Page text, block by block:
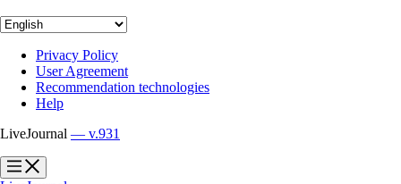
Privacy Policy
User Agreement
Recommendation technologies
Help
LiveJournal — v.931
?
?